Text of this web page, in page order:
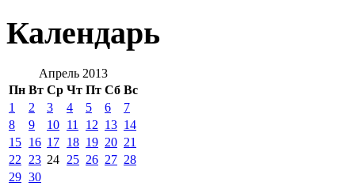
Календарь
Апрель 2013
Пн Вт Ср Чт Пт Сб Вс
1 2 3 4 5 6
7
8
9 10 11 12 13 14
15 16 17 18 19 20 21
22
23 24 25 26 27 28
29 30